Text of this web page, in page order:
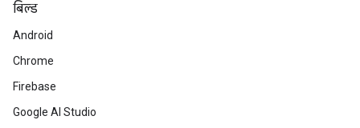
बिल्ड
Android
Chrome
Firebase
Google AI Studio